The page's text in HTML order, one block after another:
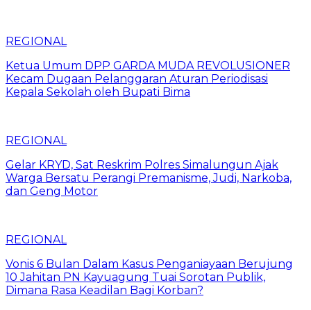
REGIONAL
Ketua Umum DPP GARDA MUDA REVOLUSIONER
Kecam Dugaan Pelanggaran Aturan Periodisasi
Kepala Sekolah oleh Bupati Bima
REGIONAL
Gelar KRYD, Sat Reskrim Polres Simalungun Ajak
Warga Bersatu Perangi Premanisme, Judi, Narkoba,
dan Geng Motor
REGIONAL
Vonis 6 Bulan Dalam Kasus Penganiayaan Berujung
10 Jahitan PN Kayuagung Tuai Sorotan Publik,
Dimana Rasa Keadilan Bagi Korban?